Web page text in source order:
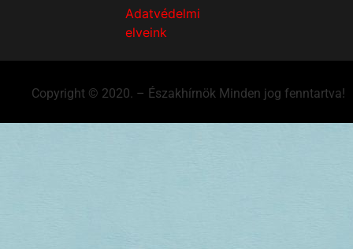
Adatvédelmi
elveink
Copyright © 2020. – Északhírnök Minden jog fenntartva!